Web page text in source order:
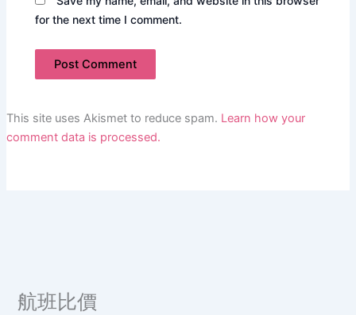
for the next time I comment.
This site uses Akismet to reduce spam. Learn how your
comment data is processed.
航班比價